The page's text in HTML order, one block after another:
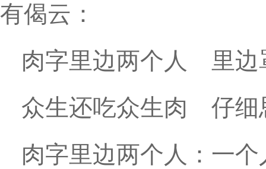
有偈云：
肉字里边两个人 里边
众生还吃众生肉 仔细
肉字里边两个人：一